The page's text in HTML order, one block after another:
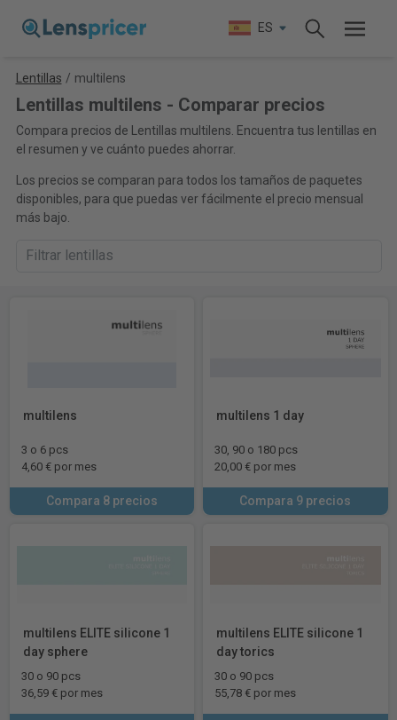
ES
Lentillas / multilens
Lentillas multilens - Comparar precios
Compara precios de Lentillas multilens. Encuentra tus lentillas en
el resumen y ve cuánto puedes ahorrar.
Los precios se comparan para todos los tamaños de paquetes
disponibles, para que puedas ver fácilmente el precio mensual
más bajo.
multilens
3 o 6 pcs
4,60 € por mes
Compara 8 precios
multilens 1 day
30, 90 o 180 pcs
20,00 € por mes
Compara 9 precios
multilens ELITE silicone 1
day sphere
30 o 90 pcs
36,59 € por mes
multilens ELITE silicone 1
day torics
30 o 90 pcs
55,78 € por mes